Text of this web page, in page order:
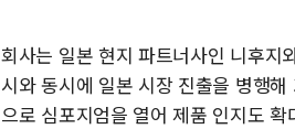
회사는 일본 현지 파트너사인 니후지
시와 동시에 일본 시장 진출을 병행
으로 심포지엄을 열어 제품 인지도